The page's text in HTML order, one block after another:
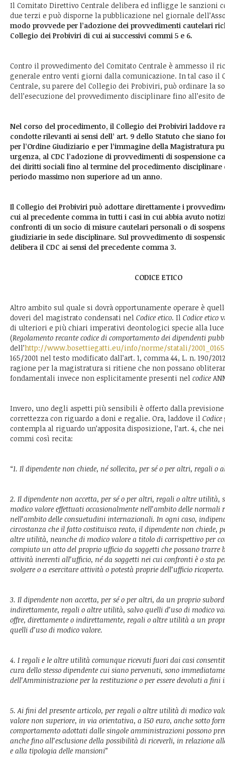
Il Comitato Direttivo Centrale delibera ed infligge le sanzioni
due terzi e può disporne la pubblicazione nel giornale
modo provvede per l’adozione dei provvedimenti cautelari
Collegio dei Probiviri di cui ai successivi commi 5 e 6.
Contro il provvedimento del Comitato Centrale è ammesso il
generale entro venti giorni dalla comunicazione. In tal caso il
Centrale, su parere del Collegio dei Probiviri, può ordinare la
dell’esecuzione del provvedimento disciplinare fino all’esito
Nel corso del procedimento, il Collegio dei Probiviri laddove
condotte rilevanti ai sensi dell’ art. 9 dello Statuto che siano
per l’Ordine Giudiziario e per l’immagine della Magistratura
urgenza, al CDC l’adozione di provvedimenti di sospensione
dei diritti sociali fino al termine del procedimento disciplinare
periodo massimo non superiore ad un anno.
Il Collegio dei Probiviri può adottare direttamente i
cui al precedente comma in tutti i casi in cui abbia avuto
confronti di un socio di misure cautelari personali o di
giudiziarie in sede disciplinare. Sul provvedimento di
delibera il CDC ai sensi del precedente comma 3.
CODICE ETICO
Altro ambito sul quale si dovrà opportunamente operare è
doveri del magistrato condensati nel Codice etico. Il Codice etico
di ulteriori e più chiari imperativi deontologici specie alla luce
(Regolamento recante codice di comportamento dei dipendenti
dell’http://www.bosettiegatti.eu/info/norme/statali/
165/2001 nel testo modificato dall’art. 1, comma 44, L. n. 190/
ragione per la magistratura si ritiene che non possano
fondamentali invece non esplicitamente presenti nel codice
Invero, uno degli aspetti più sensibili è offerto dalla
correttezza con riguardo a doni e regalie. Ora, laddove il Codice
contempla al riguardo un’apposita disposizione, l’art. 4, che
commi così recita:
“1. Il dipendente non chiede, né sollecita, per sé o per altri, regali o
2. Il dipendente non accetta, per sé o per altri, regali o altre utilità,
modico valore effettuati occasionalmente nell’ambito delle normali
nell’ambito delle consuetudini internazionali. In ogni caso,
circostanza che il fatto costituisca reato, il dipendente non chiede,
altre utilità, neanche di modico valore a titolo di corrispettivo per
compiuto un atto del proprio ufficio da soggetti che possano trarre
attività inerenti all’ufficio, né da soggetti nei cui confronti è o sta
svolgere o a esercitare attività o potestà proprie dell’ufficio ricoperto.
3. Il dipendente non accetta, per sé o per altri, da un proprio
indirettamente, regali o altre utilità, salvo quelli d’uso di modico
offre, direttamente o indirettamente, regali o altre utilità a un
quelli d’uso di modico valore.
4. I regali e le altre utilità comunque ricevuti fuori dai casi
cura dello stesso dipendente cui siano pervenuti, sono
dell’Amministrazione per la restituzione o per essere devoluti a
5. Ai fini del presente articolo, per regali o altre utilità di modico
valore non superiore, in via orientativa, a 150 euro, anche sotto
comportamento adottati dalle singole amministrazioni possono
anche fino all’esclusione della possibilità di riceverli, in relazione
e alla tipologia delle mansioni”